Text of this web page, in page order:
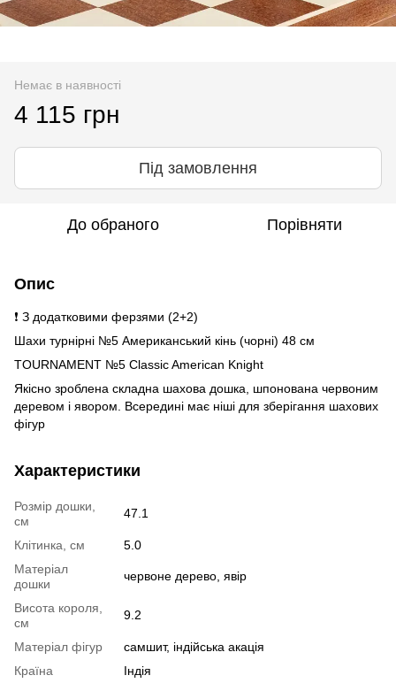
Немає в наявності
4 115 грн
Під замовлення
До обраного Порівняти
Опис
❗ З додатковими ферзями (2+2)
Шахи турнірні №5 Американський кінь (чорні) 48 см
TOURNAMENT №5 Classic American Knight
Якісно зроблена складна шахова дошка, шпонована червоним
деревом і явором. Всередині має ніші для зберігання шахових
фігур
Характеристики
Розмір дошки,
см
47.1
Клітинка, см
5.0
Матеріал
дошки
червоне дерево, явір
Висота короля,
см
9.2
Матеріал фігур
самшит, індійська акація
Країна
Індія